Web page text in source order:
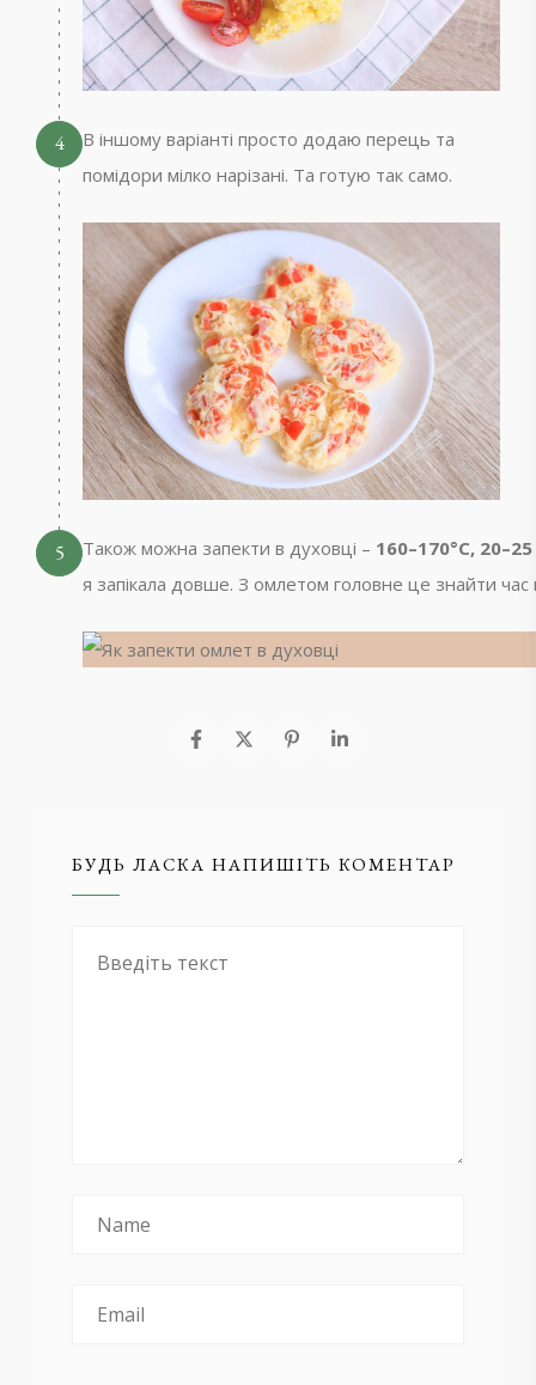
4
В іншому варіанті просто додаю перець та
помідори мілко нарізані. Та готую так само.
5 Також можна запекти в духовці – 160–170°C,
я запікала довше. З омлетом головне це знайти час
БУДЬ ЛАСКА НАПИШІТЬ КОМЕНТАР